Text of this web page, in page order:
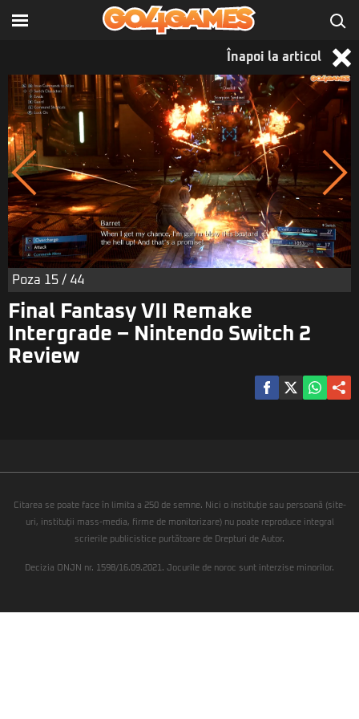
Înapoi la articol
Poza 15 / 44
Final Fantasy VII Remake
Intergrade – Nintendo Switch 2
Review
Citarea se poate face în limita a 250 de semne. Nici o instituţie sau persoană (site-
uri, instituţii mass-media, firme de monitorizare) nu poate reproduce integral
scrierile publicistice purtătoare de Drepturi de Autor.
Decizia ONJN nr. 1598/16.09.2021. Jocurile de noroc sunt interzise minorilor.